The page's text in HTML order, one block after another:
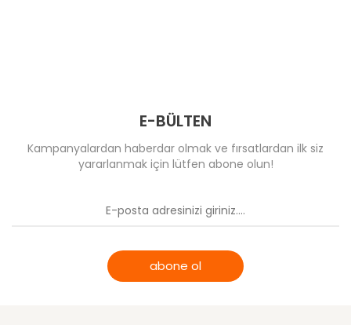
E-BÜLTEN
Kampanyalardan haberdar olmak ve fırsatlardan ilk siz
yararlanmak için lütfen abone olun!
abone ol